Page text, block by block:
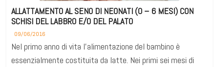
ALLATTAMENTO AL SENO DI NEONATI (0 – 6 MESI) CON
SCHISI DEL LABBRO E/O DEL PALATO
09/06/2016
Nel primo anno di vita l’alimentazione del bambino è
essenzialmente costituita da latte. Nei primi sei mesi di